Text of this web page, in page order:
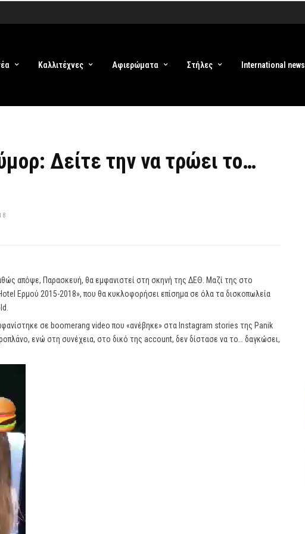
Καλλιτέχνες Αφιερώματα Στήλες International news
Δείτε την να τρώει το…
απόψε, Παρασκευή, θα εμφανιστεί στη σκηνή της ΔΕΘ. Μαζί της στο
Ερμού 2015-2018», που θα κυκλοφορήσει επίσημα σε όλα τα δισκοπωλεία
σε boomerang video που «ανέβηκε» στα Instagram stories της Panik
ενώ στη συνέχεια, στο δικό της account, δεν δίστασε να το… δαγκώσει,